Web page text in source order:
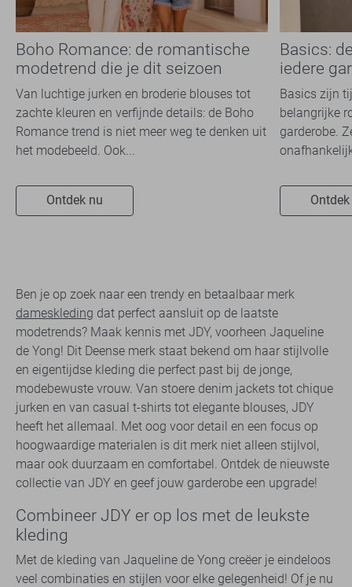
Boho Romance: de romantische
modetrend die je dit seizoen
overal ziet
Van luchtige jurken en broderie blouses tot
zachte kleuren en verfijnde details: de Boho
Romance trend is niet meer weg te denken uit
het modebeeld. Ook...
Ontdek nu
Basics:
iedere
Basics zijn
belangrijke
garderobe.
Ben je op zoek naar een trendy en betaalbaar merk
dameskleding dat perfect aansluit op de laatste
modetrends? Maak kennis met JDY, voorheen Jaqueline
de Yong! Dit Deense merk staat bekend om haar stijlvolle
en eigentijdse kleding die perfect past bij de jonge,
modebewuste vrouw. Van stoere denim jackets tot chique
jurken en van casual t-shirts tot elegante blouses, JDY
heeft het allemaal. Met oog voor detail en een focus op
hoogwaardige materialen is dit merk niet alleen stijlvol,
maar ook duurzaam en comfortabel. Ontdek de nieuwste
collectie van JDY en geef jouw garderobe een upgrade!
Combineer JDY er op los met de leukste
kleding
Met de kleding van Jaqueline de Yong creëer je eindeloos
veel combinaties en stijlen voor elke gelegenheid! Of je nu